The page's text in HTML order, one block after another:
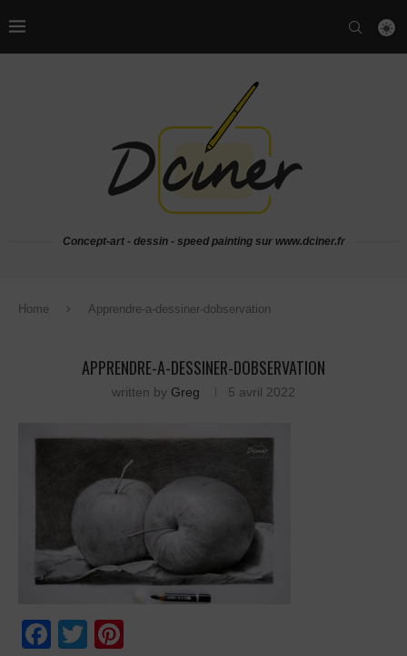
Concept-art - dessin - speed painting sur www.dciner.fr
Home Apprendre-a-dessiner-dobservation
APPRENDRE-A-DESSINER-DOBSERVATION
written by Greg 5 avril 2022
Facebook
Twitter